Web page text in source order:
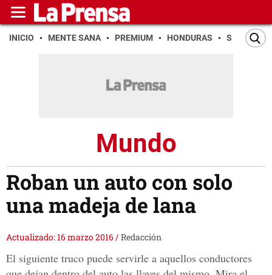
INICIO MENTE SANA PREMIUM HONDURAS SAN PEDRO
Mundo
Roban un auto con solo
una madeja de lana
Actualizado: 16 marzo 2016/Redacción
El siguiente truco puede servirle a aquellos conductores